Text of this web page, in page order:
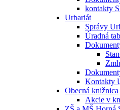
kontakty
Urbariát
Správy
Úradná
Kontakty
Obecná knižnica
Akcie v